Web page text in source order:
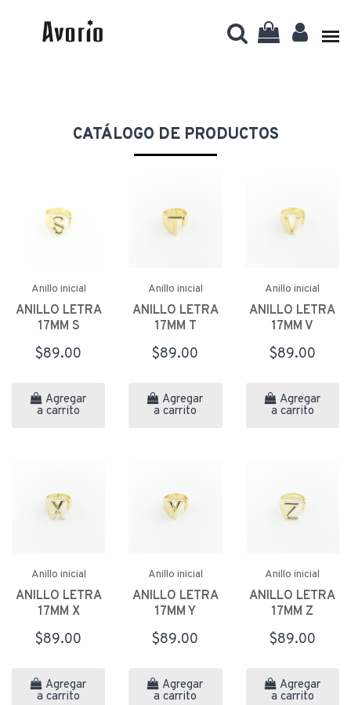
CATÁLOGO DE PRODUCTOS
Anillo inicial
ANILLO LETRA
17MM S
$89.00
Agregar
a carrito
Anillo inicial
ANILLO LETRA
17MM T
$89.00
Agregar
a carrito
Anillo inicial
ANILLO LETRA
17MM V
$89.00
Agregar
a carrito
Anillo inicial
ANILLO LETRA
17MM X
$89.00
Agregar
a carrito
Anillo inicial
ANILLO LETRA
17MM Y
$89.00
Agregar
a carrito
Anillo inicial
ANILLO LETRA
17MM Z
$89.00
Agregar
a carrito